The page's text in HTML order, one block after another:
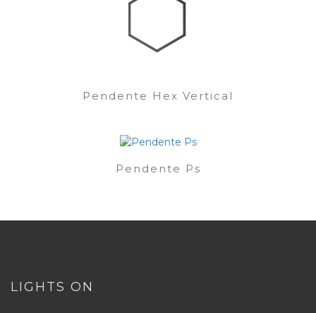
Pendente Hex Vertical
Pendente Ps
LIGHTS ON